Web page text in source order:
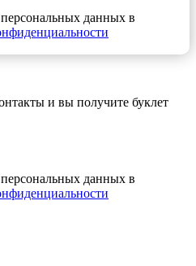
данных в
и вы получите буклет
данных в